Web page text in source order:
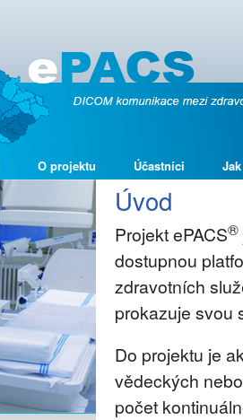
O projektu Účastníci
Úvod
Projekt ePACS®
dostupnou
zdravotních
prokazuje svou
Do projektu je
vědeckých
počet